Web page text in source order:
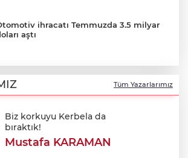
ihracatı Temmuzda 3.5 milyar
aştı
ucundan bile geçmez"
Oktay Yılmaz: "Spor yapmayan çocuk
kalmayacak"
Tüm Yazarlarımız
Biz korkuyu Kerbela da
bıraktık!
Mustafa KARAMAN